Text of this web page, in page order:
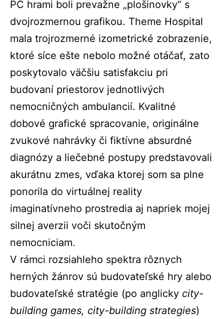
PC hrami boli prevažne „plošinovky“ s
dvojrozmernou grafikou. Theme Hospital
mala trojrozmerné izometrické zobrazenie,
ktoré síce ešte nebolo možné otáčať, zato
poskytovalo väčšiu satisfakciu pri
budovaní priestorov jednotlivých
nemocničných ambulancií. Kvalitné
dobové grafické spracovanie, originálne
zvukové nahrávky či fiktívne absurdné
diagnózy a liečebné postupy predstavovali
akurátnu zmes, vďaka ktorej som sa plne
ponorila do virtuálnej reality
imaginatívneho prostredia aj napriek mojej
silnej averzii voči skutočným
nemocniciam.
V rámci rozsiahleho spektra rôznych
herných žánrov sú budovateľské hry alebo
budovateľské stratégie (po anglicky city-
building games, city-building strategies)